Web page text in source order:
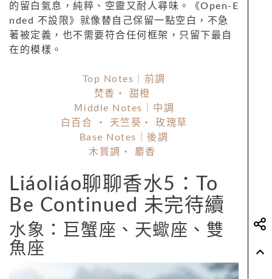
的留白氣息，純粹、空靈又耐人尋味。《Open-E
nded 不設限》就像替自己保留一點空白，不急
著被定義，也不需要符合任何框架，只留下最自
在的模樣。
Top Notes｜前調
焚香・ 甜橙
Ｍiddle Notes｜中調
白百合 ・ 天竺葵・ 玫瑰草
Base Notes｜後調
木質調・ 麝香
Liáoliáo聊聊香水5：To
Be Continued 未完待續
水象：巨蟹座、天蠍座、雙
魚座